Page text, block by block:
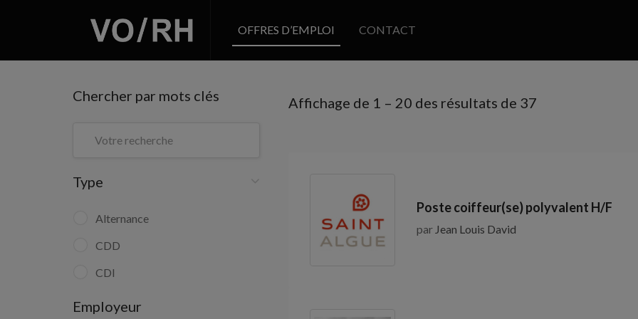
OFFRES D’EMPLOI CONTACT
Chercher par mots clés
Type
Alternance
CDD
CDI
Employeur
Affichage de 1 – 20 des résultats de 37
Poste coiffeur(se) polyvalent H/F
par Jean Louis David